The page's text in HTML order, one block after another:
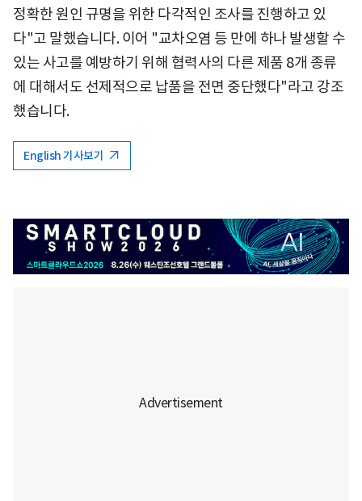
정확한 원인 규명을 위한 다각적인 조사를 진행하고 있
다"고 말했습니다. 이어 "교차오염 등 만에 하나 발생할 수
있는 사고를 예방하기 위해 협력사의 다른 제품 8개 종류
에 대해서도 선제적으로 납품을 전면 중단했다"라고 강조
했습니다.
English 기사보기